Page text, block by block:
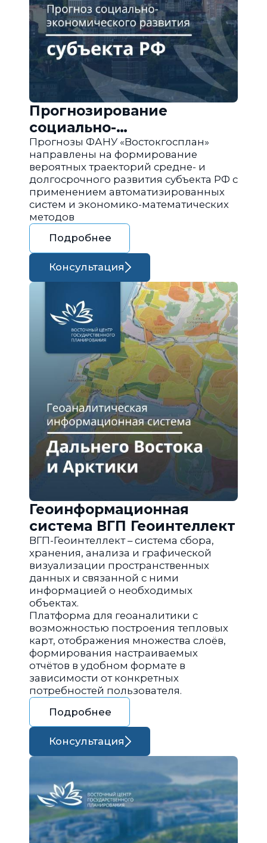
Прогнозирование
социально-
экономического развития
региона РФ
Прогнозы ФАНУ «Востокгосплан»
направлены на формирование
вероятных траекторий средне- и
долгосрочного развития субъекта РФ с
применением автоматизированных
систем и экономико-математических
методов
Подробнее
Консультация
Геоинформационная
система ВГП Геоинтеллект
ВГП-Геоинтеллект – система сбора,
хранения, анализа и графической
визуализации пространственных
данных и связанной с ними
информацией о необходимых
объектах.
Платформа для геоаналитики с
возможностью построения тепловых
карт, отображения множества слоёв,
формирования настраиваемых
отчётов в удобном формате в
зависимости от конкретных
потребностей пользователя.
Подробнее
Консультация